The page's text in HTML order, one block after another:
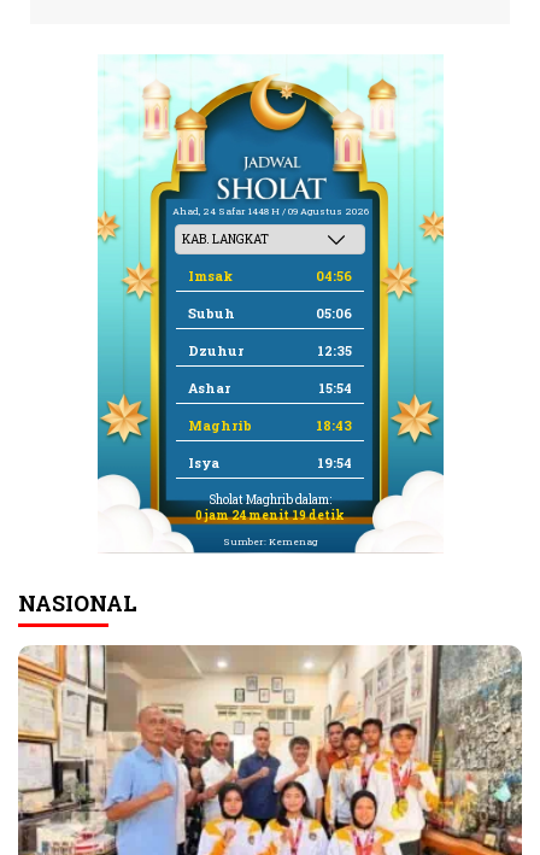
Ahad, 24 Safar 1448 H / 09 Agustus 2026
Imsak 04:56
Subuh 05:06
Dzuhur 12:35
Ashar 15:54
Maghrib 18:43
Isya 19:54
Sholat Maghrib dalam:
0 jam 24 menit 18 detik
Sumber: Kemenag
NASIONAL